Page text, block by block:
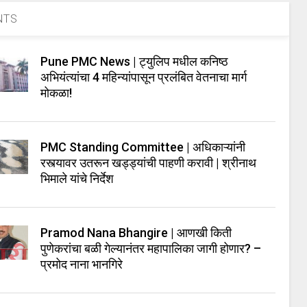
Pune PMC News | ट्युलिप मधील कनिष्ठ
अभियंत्यांचा 4 महिन्यांपासून प्रलंबित वेतनाचा मार्ग
मोकळा!
PMC Standing Committee | अधिकाऱ्यांनी
रस्त्यावर उतरून खड्ड्यांची पाहणी करावी | श्रीनाथ
भिमाले यांचे निर्देश
Pramod Nana Bhangire | आणखी किती
पुणेकरांचा बळी गेल्यानंतर महापालिका जागी होणार? –
प्रमोद नाना भानगिरे